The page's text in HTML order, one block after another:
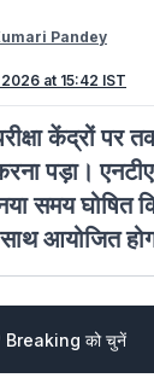
Pandey
at 15:42 IST
केंद्रों पर
पड़ा।
समय घोषित
आयोजित
Breaking को चुनें